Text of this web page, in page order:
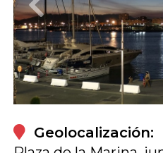
Geolocalización: